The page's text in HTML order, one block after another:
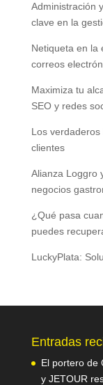
Administración
clave en la
Netiqueta en la
correos
Maximiza tu
SEO y redes
Los
clientes
Alianza Loggro
negocios
¿Qué pasa
puedes
LuckyPlata:
Entradas
El portero de
y JETOUR